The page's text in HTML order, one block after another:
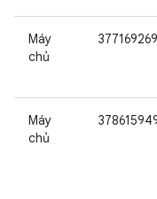
Máy
chủ
377169269
Máy
chủ